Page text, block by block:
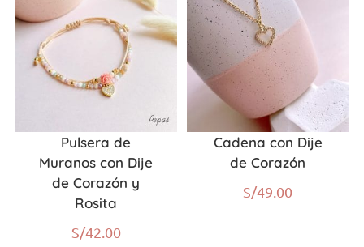
Pulsera de
Muranos con Dije
de Corazón y
Rosita
S/42.00
Cadena con Dije
de Corazón
S/49.00